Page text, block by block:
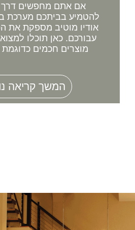
אם אתם מחפשים דרך
להטמיע בביתכם מערכת
אודיו מוטיב מספקת את
עבורכם. כאן תוכלו
מוצרים חכמים
המשך קריאה